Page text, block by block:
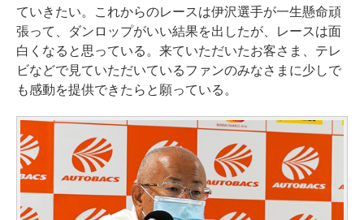
ていきたい。これからのレースは伊沢選手が一生懸命頑
張って、ダンロップがいい結果を出したが、レースは面
白くなると思っている。来ていただいたお客さま、テレ
ビなどで見ていただいているファンのみなさまに少しで
も感動を提供できたらと願っている。